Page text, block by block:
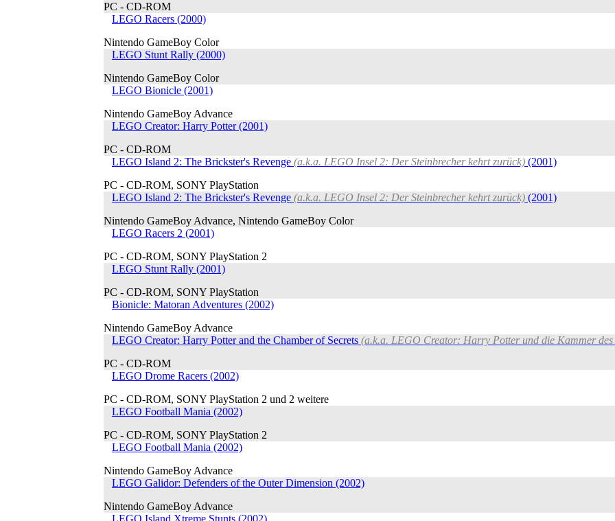
PC - CD-ROM
LEGO Racers (2000)
Nintendo GameBoy Color
LEGO Stunt Rally (2000)
Nintendo GameBoy Color
LEGO Bionicle (2001)
Nintendo GameBoy Advance
LEGO Creator: Harry Potter (2001)
PC - CD-ROM
LEGO Island 2: The Brickster's Revenge (a.k.a. LEGO Insel 2: Der Steinbrecher kehrt zurück) (2001)
PC - CD-ROM, SONY PlayStation
LEGO Island 2: The Brickster's Revenge (a.k.a. LEGO Insel 2: Der Steinbrecher kehrt zurück) (2001)
Nintendo GameBoy Advance, Nintendo GameBoy Color
LEGO Racers 2 (2001)
PC - CD-ROM, SONY PlayStation 2
LEGO Stunt Rally (2001)
PC - CD-ROM, SONY PlayStation
Bionicle: Matoran Adventures (2002)
Nintendo GameBoy Advance
LEGO Creator: Harry Potter and the Chamber of Secrets (a.k.a. LEGO Creator: Harry Potter und die Kammer des
PC - CD-ROM
LEGO Drome Racers (2002)
PC - CD-ROM, SONY PlayStation 2 und 2 weitere
LEGO Football Mania (2002)
PC - CD-ROM, SONY PlayStation 2
LEGO Football Mania (2002)
Nintendo GameBoy Advance
LEGO Galidor: Defenders of the Outer Dimension (2002)
Nintendo GameBoy Advance
LEGO Island Xtreme Stunts (2002)